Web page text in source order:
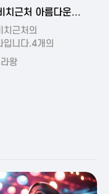
11-16 15:32
치근처 아름다운
치근처의
입니다.4개의
운방과…
왕